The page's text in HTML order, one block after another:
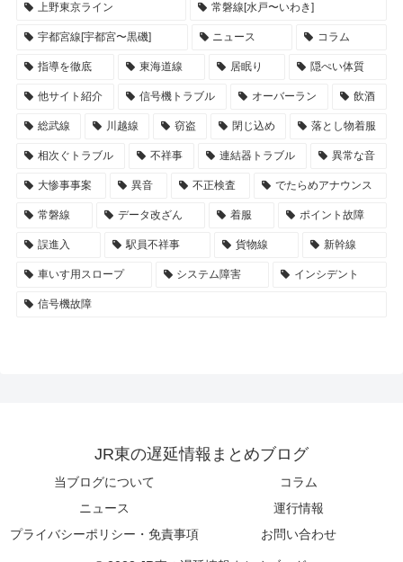
上野東京ライン 常磐線[水戸〜いわき]
宇都宮線[宇都宮〜黒磯] ニュース コラム
指導を徹底 東海道線 居眠り 隠ぺい体質
他サイト紹介 信号機トラブル オーバーラン 飲酒
総武線 川越線 窃盗 閉じ込め 落とし物着服
相次ぐトラブル 不祥事 連結器トラブル 異常な音
大惨事事案 異音 不正検査 でたらめアナウンス
常磐線 データ改ざん 着服 ポイント故障
誤進入 駅員不祥事 貨物線 新幹線
車いす用スロープ システム障害 インシデント
信号機故障
JR東の遅延情報まとめブログ
当ブログについて
コラム
ニュース
運行情報
プライバシーポリシー・免責事項
お問い合わせ